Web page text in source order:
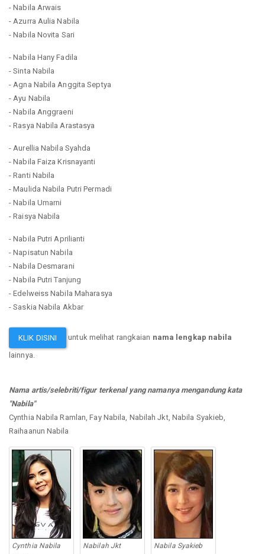
- Nabila Arwais
- Azurra Aulia Nabila
- Nabila Novita Sari
- Nabila Hany Fadila
- Sinta Nabila
- Agna Nabila Anggita Septya
- Ayu Nabila
- Nabila Anggraeni
- Rasya Nabila Arastasya
- Aurellia Nabila Syahda
- Nabila Faiza Krisnayanti
- Ranti Nabila
- Maulida Nabila Putri Permadi
- Nabila Umarni
- Raisya Nabila
- Nabila Putri Aprilianti
- Napisatun Nabila
- Nabila Desmarani
- Nabila Putri Tanjung
- Edelweiss Nabila Maharasya
- Saskia Nabila Akbar
KLIK DISINI untuk melihat rangkaian nama lengkap nabila
lainnya.
Nama artis/selebriti/figur terkenal yang namanya mengandung kata
"Nabila"
Cynthia Nabila Ramlan, Fay Nabila, Nabilah Jkt, Nabila Syakieb,
Raihaanun Nabila
Cynthia Nabila
Nabilah Jkt Nabila Syakieb